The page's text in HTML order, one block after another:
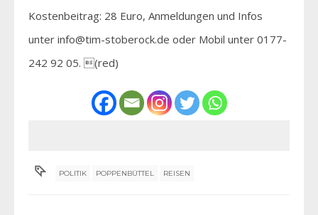
Kostenbeitrag: 28 Euro, Anmeldungen und Infos
unter info@tim-stoberock.de oder Mobil unter 0177-
242 92 05. (red)
POLITIK POPPENBÜTTEL REISEN